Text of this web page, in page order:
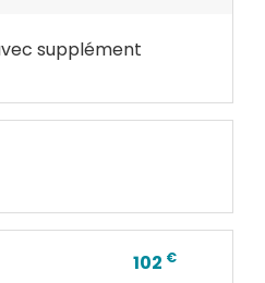
supplément
102 €